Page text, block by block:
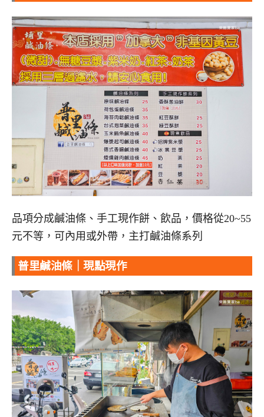
品項分成鹹油條、手工現作餅、飲品，價格從20~55
元不等，可內用或外帶，主打鹹油條系列
普里鹹油條｜現點現作